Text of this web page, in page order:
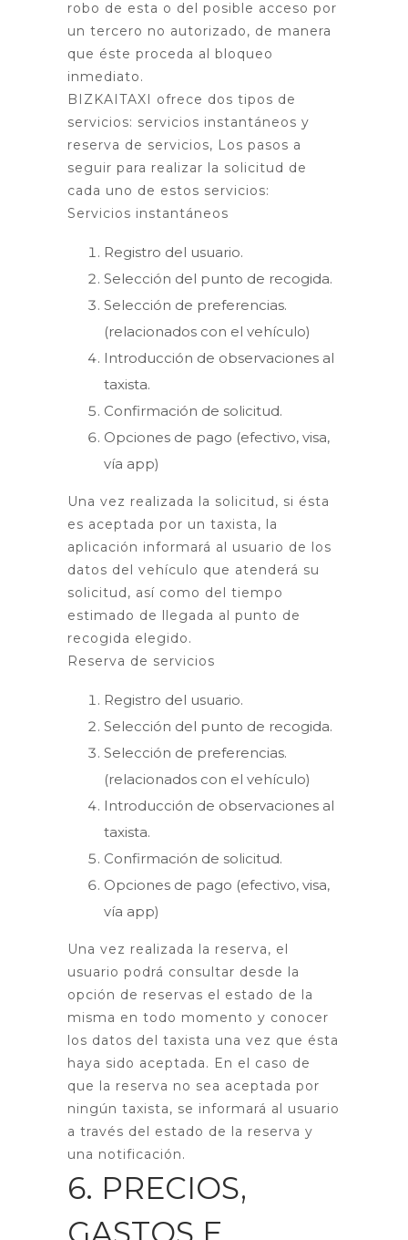
robo de esta o del posible acceso por
un tercero no autorizado, de manera
que éste proceda al bloqueo
inmediato.
BIZKAITAXI ofrece dos tipos de
servicios: servicios instantáneos y
reserva de servicios, Los pasos a
seguir para realizar la solicitud de
cada uno de estos servicios:
Servicios instantáneos
Registro del usuario.
Selección del punto de recogida.
Selección de preferencias.
(relacionados con el vehículo)
Introducción de observaciones al
taxista.
Confirmación de solicitud.
Opciones de pago (efectivo, visa,
vía app)
Una vez realizada la solicitud, si ésta
es aceptada por un taxista, la
aplicación informará al usuario de los
datos del vehículo que atenderá su
solicitud, así como del tiempo
estimado de llegada al punto de
recogida elegido.
Reserva de servicios
Registro del usuario.
Selección del punto de recogida.
Selección de preferencias.
(relacionados con el vehículo)
Introducción de observaciones al
taxista.
Confirmación de solicitud.
Opciones de pago (efectivo, visa,
vía app)
Una vez realizada la reserva, el
usuario podrá consultar desde la
opción de reservas el estado de la
misma en todo momento y conocer
los datos del taxista una vez que ésta
haya sido aceptada. En el caso de
que la reserva no sea aceptada por
ningún taxista, se informará al usuario
a través del estado de la reserva y
una notificación.
6. PRECIOS,